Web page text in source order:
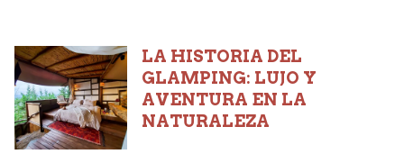
LA HISTORIA DEL
GLAMPING: LUJO Y
AVENTURA EN LA
NATURALEZA